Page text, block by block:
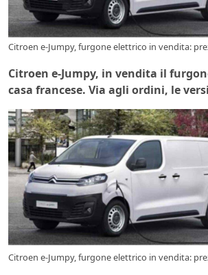
Citroen e-Jumpy, furgone elettrico in vendita:
Citroen e-Jumpy, in vendita il
casa francese. Via agli ordini, le
Citroen e-Jumpy, furgone elettrico in vendita: